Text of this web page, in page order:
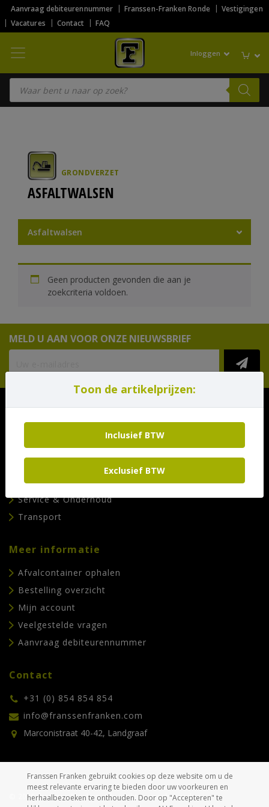
Aanvraag debiteurennummer Franssen-Franken Ronde
Vestigingen
Vacatures
Contact FAQ
Inloggen
Producten zoeken
GRONDVERZET
ASFALTWALSEN
Asfaltwalsen
Geen producten gevonden die aan je
zoekcriteria voldoen.
MELD U AAN VOOR ONZE NIEUWSBRIEF
Pagina's
Materieel huren
Afvalcontainer bestellen
Service & Onderhoud
Transport
Meer informatie
Afvalcontainer ophalen
Bestelling overzicht
Mijn account
Veelgestelde vragen
Aanvraag debiteurennummer
Contact
+31 (0) 854 854 854
info@franssenfranken.com
Marconistraat 40-42, Landgraaf
© 2026 Franssen Franken. Alle rechten voorbehouden.
Toon de artikelprijzen:
Inclusief BTW
Exclusief BTW
Franssen Franken gebruikt cookies op deze website om u de
meest relevante ervaring te bieden door uw voorkeuren en
herhaalbezoeken te onthouden. Door op "Accepteren" te